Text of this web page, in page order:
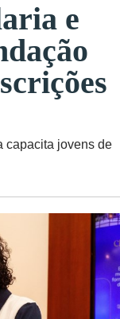
e
capacita jovens de